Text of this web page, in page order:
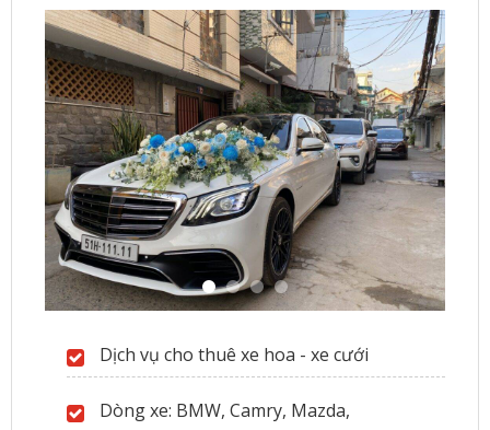
Dịch vụ cho thuê xe hoa - xe cưới
Dòng xe: BMW, Camry, Mazda,